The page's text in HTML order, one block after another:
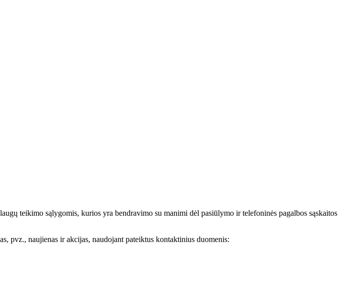
teikimo sąlygomis, kurios yra bendravimo su manimi dėl pasiūlymo ir telefoninės pagalbos sąskaitos
pvz., naujienas ir akcijas, naudojant pateiktus kontaktinius duomenis: